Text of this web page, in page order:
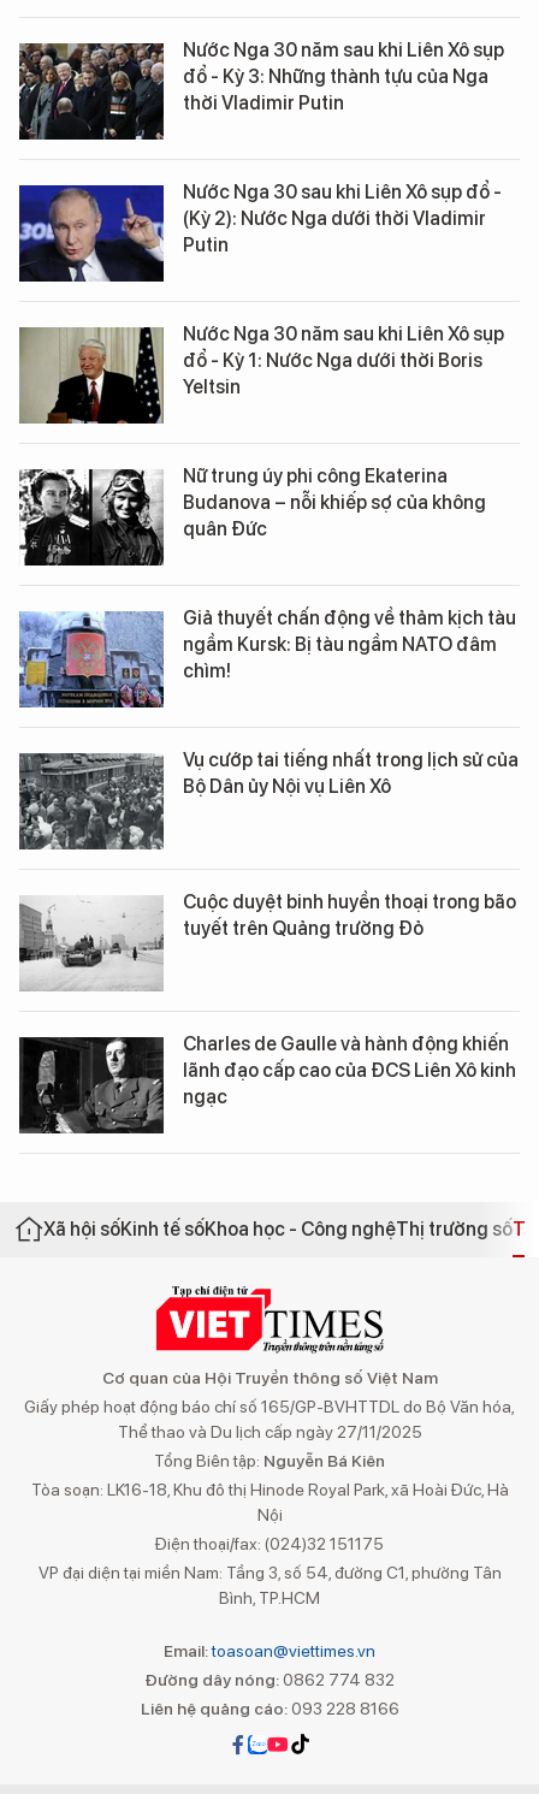
Nước Nga 30 năm sau khi Liên Xô sụp
đổ - Kỳ 3: Những thành tựu của Nga
thời Vladimir Putin
Nước Nga 30 sau khi Liên Xô sụp đổ -
(Kỳ 2): Nước Nga dưới thời Vladimir
Putin
Nước Nga 30 năm sau khi Liên Xô sụp
đổ - Kỳ 1: Nước Nga dưới thời Boris
Yeltsin
Nữ trung úy phi công Ekaterina
Budanova – nỗi khiếp sợ của không
quân Đức
Giả thuyết chấn động về thảm kịch tàu
ngầm Kursk: Bị tàu ngầm NATO đâm
chìm!
Vụ cướp tai tiếng nhất trong lịch sử của
Bộ Dân ủy Nội vụ Liên Xô
Cuộc duyệt binh huyền thoại trong bão
tuyết trên Quảng trường Đỏ
Charles de Gaulle và hành động khiến
lãnh đạo cấp cao của ĐCS Liên Xô kinh
ngạc
Xã hội sốKinh tế sốKhoa học - Công nghệThị trường số
Cơ quan của Hội Truyền thông số Việt Nam
Giấy phép hoạt động báo chí số 165/GP-BVHTTDL do Bộ Văn hóa,
Thể thao và Du lịch cấp ngày 27/11/2025
Tổng Biên tập: Nguyễn Bá Kiên
Tòa soạn: LK16-18, Khu đô thị Hinode Royal Park, xã Hoài Đức, Hà
Nội
Điện thoại/fax: (024)32 151175
VP đại diện tại miền Nam: Tầng 3, số 54, đường C1, phường Tân
Bình, TP.HCM
Email:toasoan@viettimes.vn
Đường dây nóng: 0862 774 832
Liên hệ quảng cáo:093 228 8166